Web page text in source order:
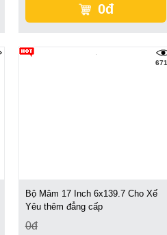
0đ
671
Bộ Mâm 17 Inch 6x139.7 Cho Xế
Yêu thêm đẳng cấp
0đ